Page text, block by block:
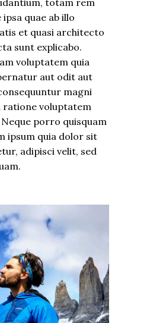
totam rem
quae ab illo
et quasi architecto
sunt explicabo.
voluptatem quia
aut odit aut
magni
ratione voluptatem
porro quisquam
ipsum quia dolor sit
adipisci velit, sed